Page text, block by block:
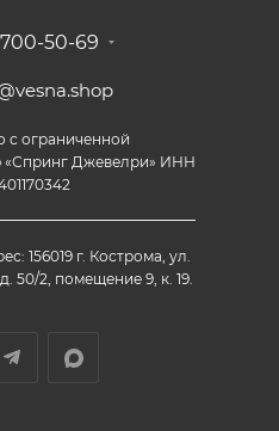
50-69
с ограниченной
«Спринг Джевелри» ИНН
156019 г. Кострома, ул.
50/2, помещение 9, к. 19.